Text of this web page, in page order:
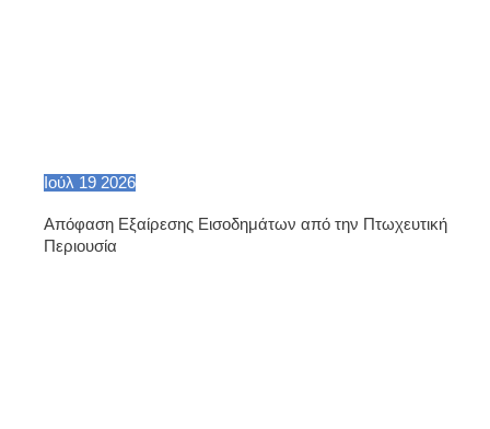
Ιούλ 19 2026
Απόφαση Εξαίρεσης Εισοδημάτων από την Πτωχευτική
Περιουσία